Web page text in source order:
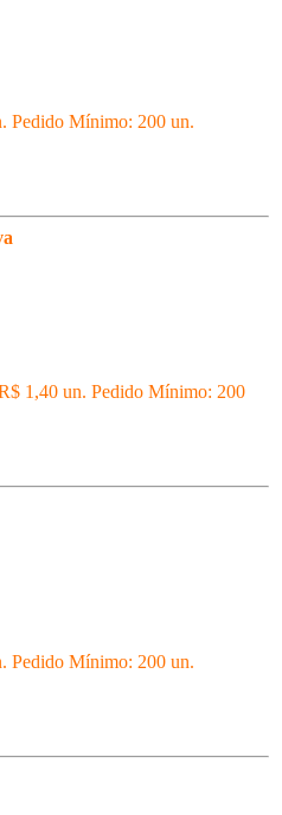
Pedido Mínimo: 200 un.
1,40 un. Pedido Mínimo: 200
Pedido Mínimo: 200 un.